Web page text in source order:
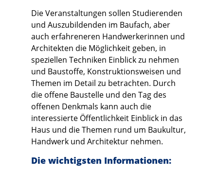
Die Veranstaltungen sollen Studierenden
und Auszubildenden im Baufach, aber
auch erfahreneren Handwerkerinnen und
Architekten die Möglichkeit geben, in
speziellen Techniken Einblick zu nehmen
und Baustoffe, Konstruktionsweisen und
Themen im Detail zu betrachten. Durch
die offene Baustelle und den Tag des
offenen Denkmals kann auch die
interessierte Öffentlichkeit Einblick in das
Haus und die Themen rund um Baukultur,
Handwerk und Architektur nehmen.
Die wichtigsten Informationen: